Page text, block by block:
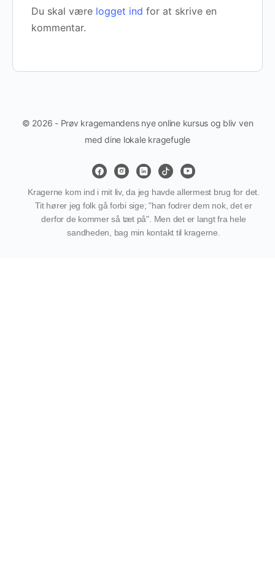
Du skal være logget ind for at skrive en
kommentar.
© 2026 - Prøv kragemandens nye online kursus og bliv ven
med dine lokale kragefugle
Kragerne kom ind i mit liv, da jeg havde allermest brug for det.
Tit hører jeg folk gå forbi sige; "han fodrer dem nok, det er
derfor de kommer så tæt på". Men det er langt fra hele
sandheden, bag min kontakt til kragerne.